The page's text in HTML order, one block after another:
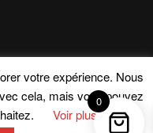
votre expérience. Nous
cela, mais vous pouvez
Voir plus
0